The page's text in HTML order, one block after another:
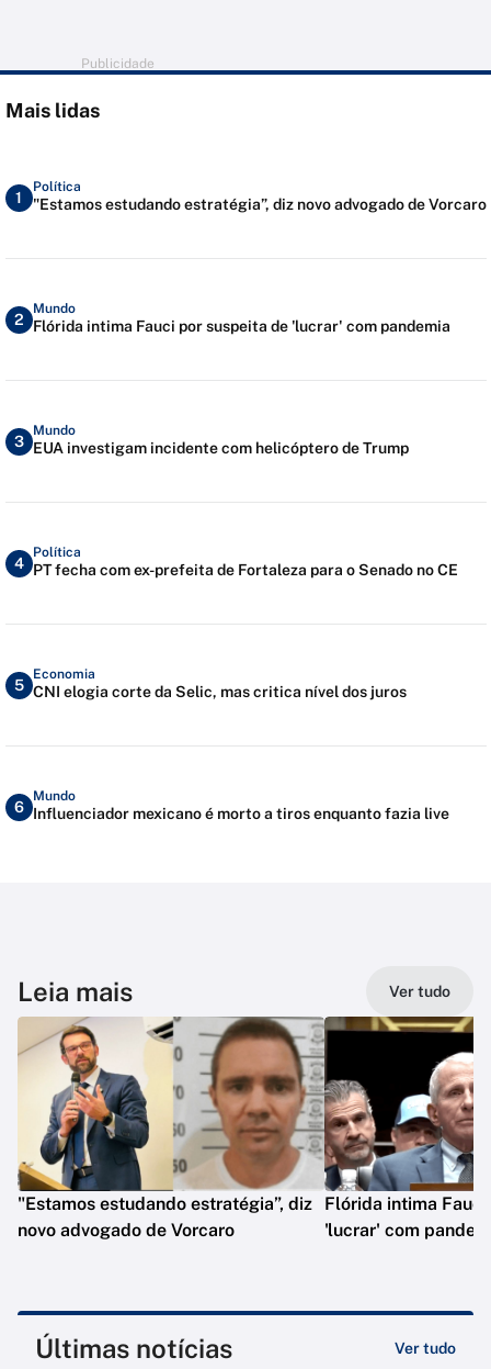
Publicidade
Mais lidas
1
Política
"Estamos estudando estratégia”, diz novo advogado de Vorcaro
2
Mundo
Flórida intima Fauci por suspeita de 'lucrar' com pandemia
3
Mundo
EUA investigam incidente com helicóptero de Trump
4
Política
PT fecha com ex-prefeita de Fortaleza para o Senado no CE
5
Economia
CNI elogia corte da Selic, mas critica nível dos juros
6
Mundo
Influenciador mexicano é morto a tiros enquanto fazia live
Leia mais Ver tudo
"Estamos estudando estratégia”, diz
novo advogado de Vorcaro
Flórida intima
'lucrar' com
Últimas notícias Ver tudo